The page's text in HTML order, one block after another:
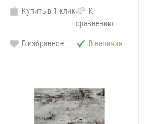
Купить в 1 клик
К
сравнению
В избранное
В наличии